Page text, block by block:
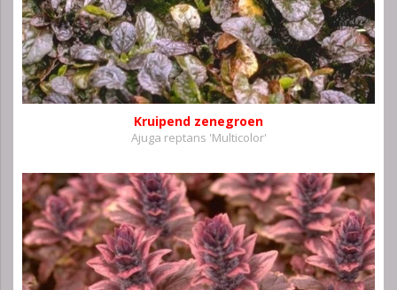
Kruipend zenegroen
Ajuga reptans 'Multicolor'